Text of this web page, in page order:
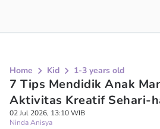
Home Kid 1-3 years old
7 Tips Mendidik Anak
Aktivitas Kreatif Sehari-
02 Jul 2026, 13:10 WIB
Ninda Anisya